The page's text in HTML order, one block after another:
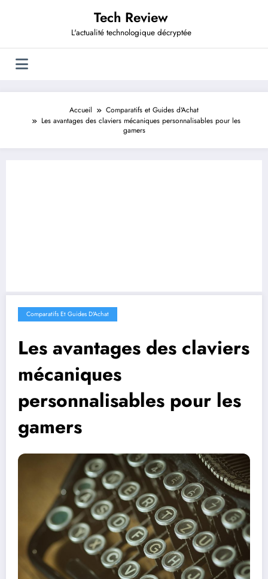
Tech Review
L'actualité technologique décryptée
Accueil
Comparatifs et Guides d'Achat
Les avantages des claviers mécaniques personnalisables pour les
gamers
Comparatifs Et Guides D'Achat
Les avantages des claviers
mécaniques
personnalisables pour les
gamers